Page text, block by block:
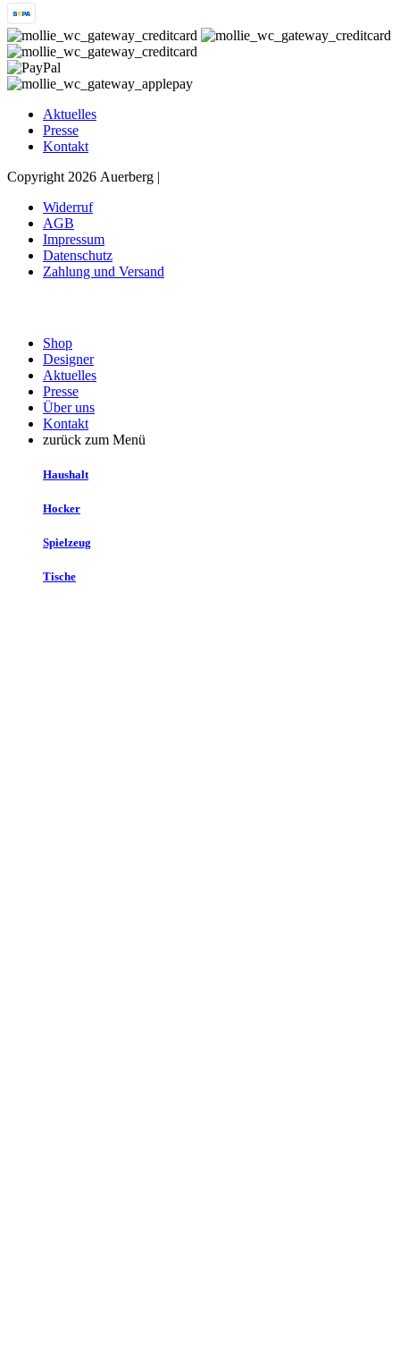
Aktuelles
Presse
Kontakt
Copyright 2026 Auerberg |
Widerruf
AGB
Impressum
Datenschutz
Zahlung und Versand
Shop
Designer
Aktuelles
Presse
Über uns
Kontakt
zurück zum Menü
Haushalt
Hocker
Spielzeug
Tische